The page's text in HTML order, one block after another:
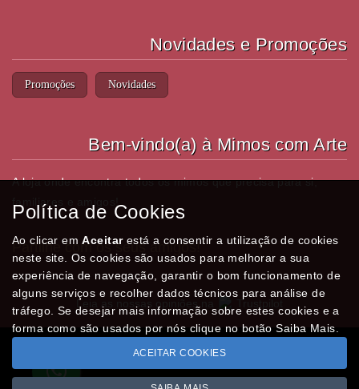
Novidades e Promoções
Promoções Novidades
Bem-vindo(a) à Mimos com Arte
A loja onde encontra todos os mimos que precisa para si,
familiares e amigos!
Partilhe com os seus amigos!
Leia as nossas opiniões na Trustpilot
Todos os valores incluem IVA à taxa em vigor
Copyright © MIMOSCOMARTE.pt 2026
Política de Cookies
Ao clicar emAceitarestá a consentir a utilização de cookies
neste site. Os cookies são usados para melhorar a sua
experiência de navegação, garantir o bom funcionamento de
alguns serviços e recolher dados técnicos para análise de
tráfego. Se desejar mais informação sobre estes cookies e a
forma como são usados por nós clique no botão Saiba Mais.
ACEITAR COOKIES